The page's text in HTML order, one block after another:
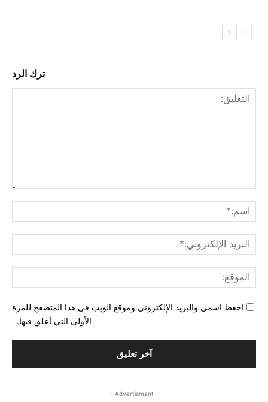
ترك الرد
احفظ اسمي والبريد الإلكتروني وموقع الويب في هذا المتصفح للمرة
الأولى التي أعلق فيها.
- Advertisment -